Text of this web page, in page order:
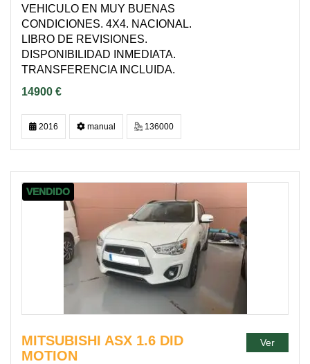
VEHICULO EN MUY BUENAS
CONDICIONES. 4X4. NACIONAL.
LIBRO DE REVISIONES.
DISPONIBILIDAD INMEDIATA.
TRANSFERENCIA INCLUIDA.
14900 €
2016 manual 136000
VENDIDO
MITSUBISHI ASX 1.6 DID
MOTION
Ver